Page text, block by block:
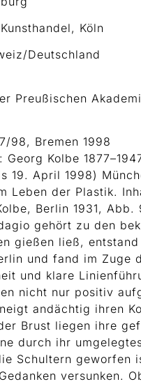
Köln
Deutschland
Preußischen
98, Bremen 1998
Georg Kolbe
19. April 1998)
Leben der Plastik.
Berlin 1931, Abb.
gehört zu den
gießen ließ,
und fand im Zuge
und klare
nicht nur positiv
andächtig ihren
Brust liegen ihre
durch ihr
Schultern geworfen
versunken.